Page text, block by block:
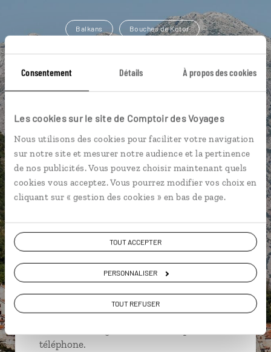
Consentement Détails À propos des cookies
Les cookies sur le site de Comptoir des Voyages
Nous utilisons des cookies pour faciliter votre navigation
sur notre site et mesurer notre audience et la pertinence
de nos publicités. Vous pouvez choisir maintenant quels
cookies vous acceptez. Vous pourrez modifier vos choix en
cliquant sur « gestion des cookies » en bas de page.
TOUT ACCEPTER
PERSONNALISER
TOUT REFUSER
Balkans Bouches de Kotor
Cathédrale Saint-Tryphon Forteresse Saint Jean
Îlot de Sveti Djordje Lac de Skadar Lac Biograd
Black Lake
Cécile,
Suivez vos envies et demandez conseils à nos
spécialistes
Ils sauront organiser votre itinéraire au plus
près de vos envies et de la réalité du pays.
Échangez en face à face ou depuis nos studios
téléphone.